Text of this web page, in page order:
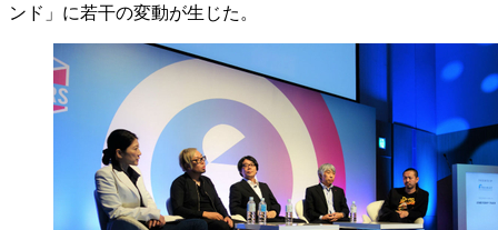
ンド」に若干の変動が生じた。